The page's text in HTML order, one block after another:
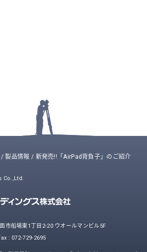
/製品情報 / 新発売!!「AirPad背負子」のご紹介
Co.,Ltd.
市船場東1丁目2-20 ウオールマンビル5F
: 072-729-2695